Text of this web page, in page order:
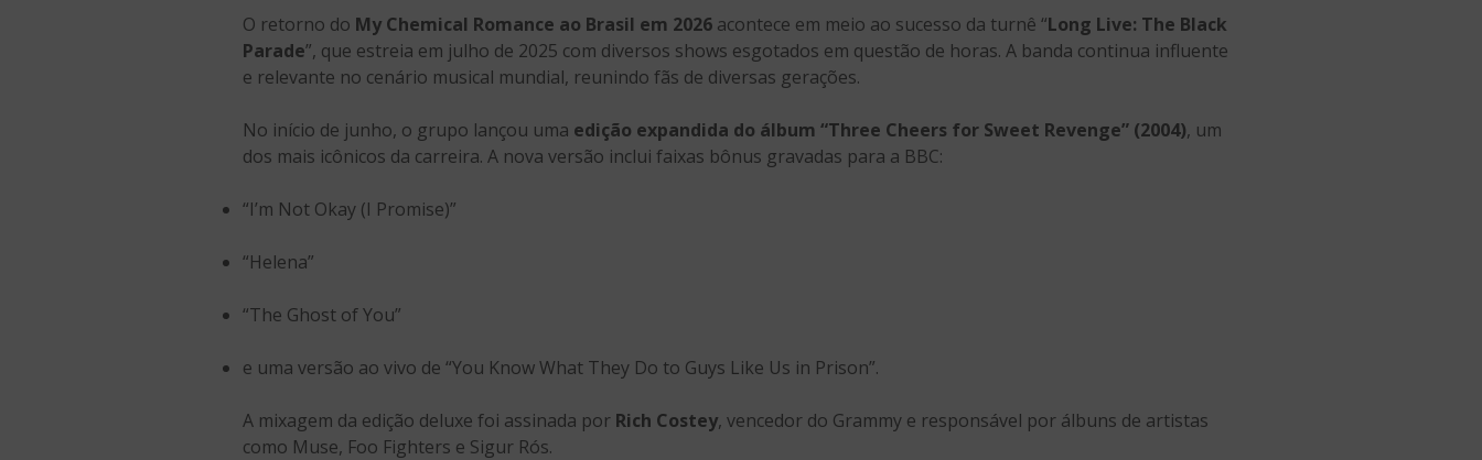
O retorno do My Chemical Romance ao Brasil em 2026 acontece em meio ao sucesso da turnê “Long Live: The Black
Parade”, que estreia em julho de 2025 com diversos shows esgotados em questão de horas. A banda continua influente
e relevante no cenário musical mundial, reunindo fãs de diversas gerações.
No início de junho, o grupo lançou uma edição expandida do álbum “Three Cheers for Sweet Revenge” (2004), um
dos mais icônicos da carreira. A nova versão inclui faixas bônus gravadas para a BBC:
“I’m Not Okay (I Promise)”
“Helena”
“The Ghost of You”
e uma versão ao vivo de “You Know What They Do to Guys Like Us in Prison”.
A mixagem da edição deluxe foi assinada por Rich Costey, vencedor do Grammy e responsável por álbuns de artistas
como Muse, Foo Fighters e Sigur Rós.